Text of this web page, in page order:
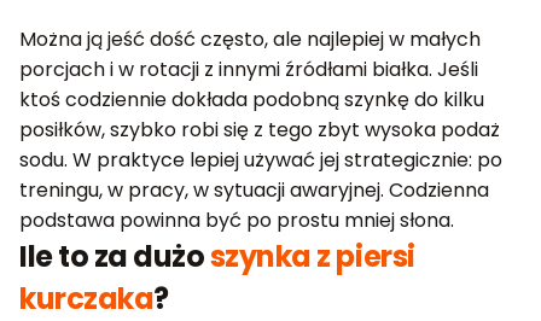
Można ją jeść dość często, ale najlepiej w małych
porcjach i w rotacji z innymi źródłami białka. Jeśli
ktoś codziennie dokłada podobną szynkę do kilku
posiłków, szybko robi się z tego zbyt wysoka podaż
sodu. W praktyce lepiej używać jej strategicznie: po
treningu, w pracy, w sytuacji awaryjnej. Codzienna
podstawa powinna być po prostu mniej słona.
Ile to za dużoszynka z piersi
kurczaka?